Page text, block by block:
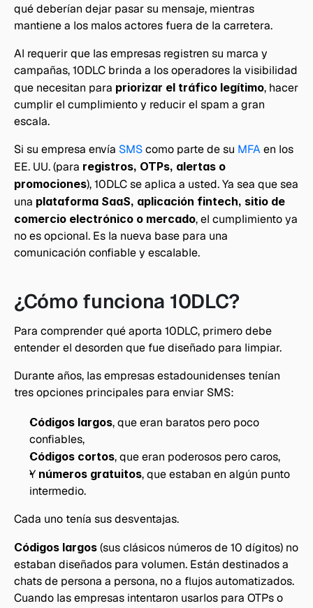
qué deberían dejar pasar su mensaje, mientras
mantiene a los malos actores fuera de la carretera.
Al requerir que las empresas registren su marca y
campañas, 10DLC brinda a los operadores la visibilidad
que necesitan para priorizar el tráfico legítimo, hacer
cumplir el cumplimiento y reducir el spam a gran
escala.
Si su empresa envía SMS como parte de su MFA en los
EE. UU. (para registros, OTPs, alertas o
promociones), 10DLC se aplica a usted. Ya sea que sea
una plataforma SaaS, aplicación fintech, sitio de
comercio electrónico o mercado, el cumplimiento ya
no es opcional. Es la nueva base para una
comunicación confiable y escalable.
¿Cómo funciona 10DLC?
Para comprender qué aporta 10DLC, primero debe
entender el desorden que fue diseñado para limpiar.
Durante años, las empresas estadounidenses tenían
tres opciones principales para enviar SMS:
Códigos largos, que eran baratos pero poco
confiables,
Códigos cortos, que eran poderosos pero caros,
Y números gratuitos, que estaban en algún punto
intermedio.
Cada uno tenía sus desventajas.
Códigos largos (sus clásicos números de 10 dígitos) no
estaban diseñados para volumen. Están destinados a
chats de persona a persona, no a flujos automatizados.
Cuando las empresas intentaron usarlos para OTPs o